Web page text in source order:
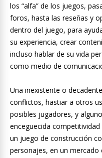
los “alfa” de los juegos,
foros, hasta las reseñas y
dentro del juego, para
su experiencia, crear
incluso hablar de su vida
como medio de
Una inexistente o
conflictos, hastiar a otros
posibles jugadores, y
enceguecida
un juego de construcción
personajes, en un